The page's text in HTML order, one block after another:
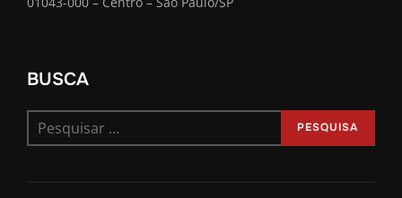
BUSCA
Pesquisar
por:
PESQUISA